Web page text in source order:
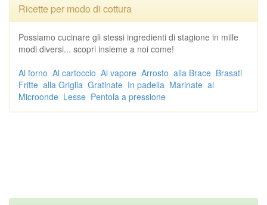
Ricette per modo di cottura
Possiamo cucinare gli stessi ingredienti di stagione in mille
modi diversi... scopri insieme a noi come!
Al forno Al cartoccio Al vapore Arrosto alla Brace Brasati
Fritte alla Griglia Gratinate In padella Marinate al
Microonde Lesse Pentola a pressione